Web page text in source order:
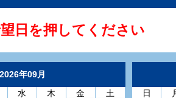
日を押してください
2026年09月
水 木 金
土
日